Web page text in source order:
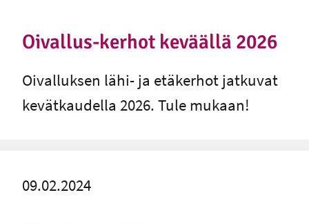
Oivallus-kerhot keväällä 2026
Oivalluksen lähi- ja etäkerhot jatkuvat
kevätkaudella 2026. Tule mukaan!
09.02.2024